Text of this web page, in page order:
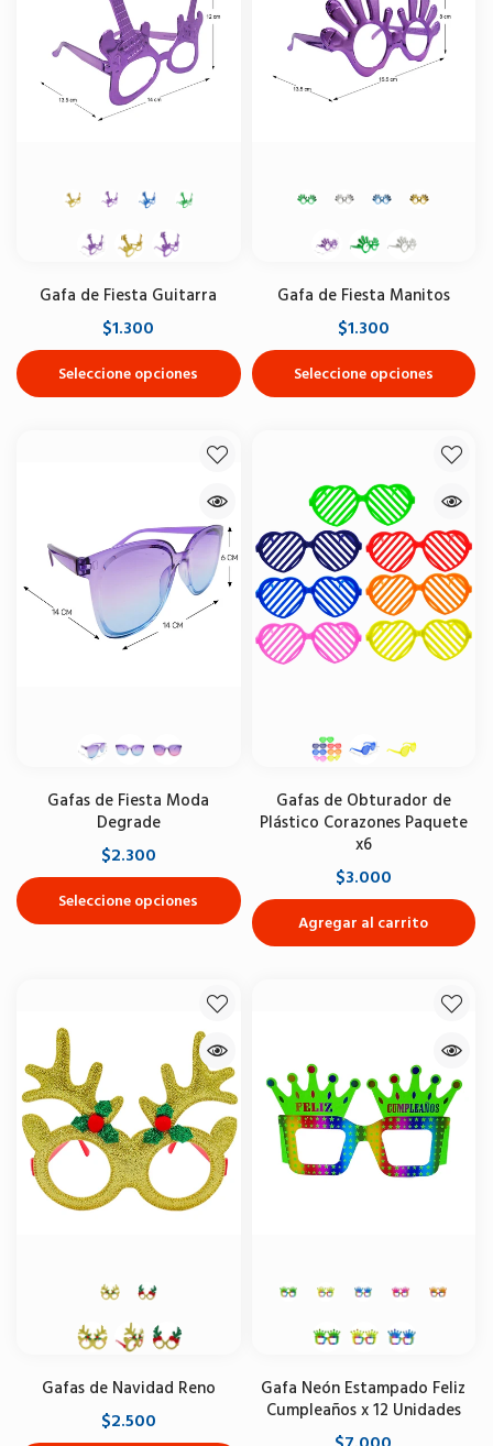
Gafa de Fiesta Guitarra
$1.300
Seleccione opciones
Gafa de Fiesta Manitos
$1.300
Seleccione opciones
Gafas de Fiesta Moda
Degrade
$2.300
Seleccione opciones
Gafas de Obturador de
Plástico Corazones Paquete
x6
$3.000
Agregar al carrito
Gafas de Navidad Reno
$2.500
Gafa Neón Estampado Feliz
Cumpleaños x 12 Unidades